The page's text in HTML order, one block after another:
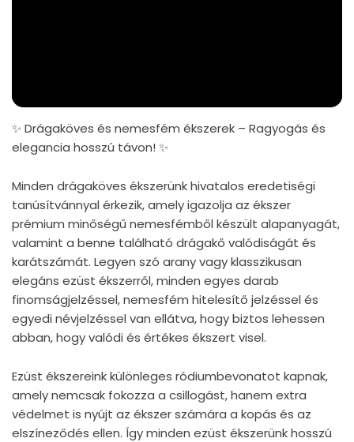
✨ Drágaköves és nemesfém ékszerek – Ragyogás és
elegancia hosszú távon! ✨
Minden drágaköves ékszerünk hivatalos eredetiségi
tanúsítvánnyal érkezik, amely igazolja az ékszer
prémium minőségű nemesfémből készült alapanyagát,
valamint a benne található drágakő valódiságát és
karátszámát. Legyen szó arany vagy klasszikusan
elegáns ezüst ékszerről, minden egyes darab
finomságjelzéssel, nemesfém hitelesítő jelzéssel és
egyedi névjelzéssel van ellátva, hogy biztos lehessen
abban, hogy valódi és értékes ékszert visel.
Ezüst ékszereink különleges ródiumbevonatot kapnak,
amely nemcsak fokozza a csillogást, hanem extra
védelmet is nyújt az ékszer számára a kopás és az
elszíneződés ellen. Így minden ezüst ékszerünk hosszú